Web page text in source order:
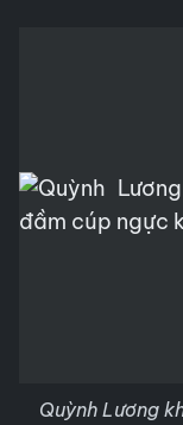
Quỳnh Lương